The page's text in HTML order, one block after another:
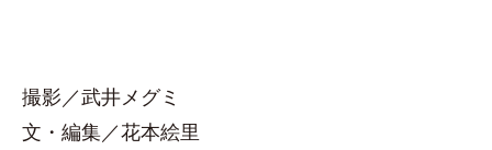
撮影／武井メグミ
文・編集／花本絵里